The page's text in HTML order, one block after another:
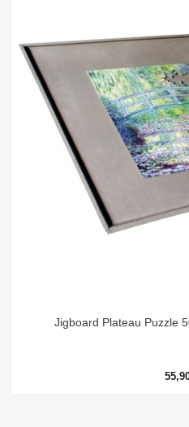
Jigboard Plateau Puzzle